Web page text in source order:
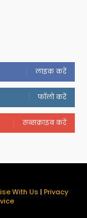
लाइक करें
फॉलो करें
सब्सक्राइब करें
With Us | Privacy